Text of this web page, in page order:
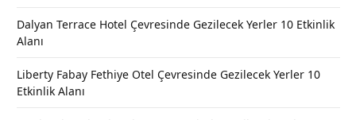
Dalyan Terrace Hotel Çevresinde Gezilecek Yerler 10 Etkinlik
Alanı
Liberty Fabay Fethiye Otel Çevresinde Gezilecek Yerler 10
Etkinlik Alanı